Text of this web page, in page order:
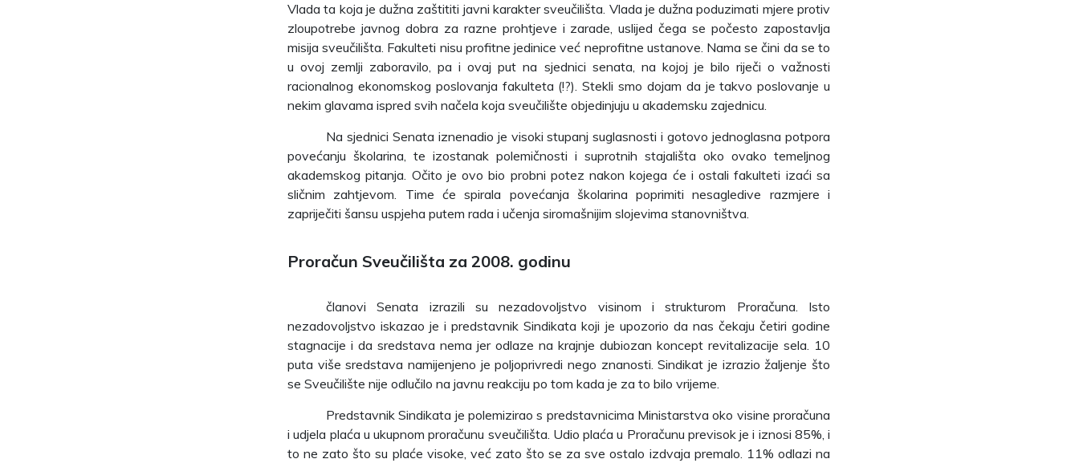
Vlada ta koja je dužna zaštititi javni karakter sveučilišta. Vlada je dužna poduzimati mjere protiv
zloupotrebe javnog dobra za razne prohtjeve i zarade, uslijed čega se počesto zapostavlja
misija sveučilišta. Fakulteti nisu profitne jedinice već neprofitne ustanove. Nama se čini da se to
u ovoj zemlji zaboravilo, pa i ovaj put na sjednici senata, na kojoj je bilo riječi o važnosti
racionalnog ekonomskog poslovanja fakulteta (!?). Stekli smo dojam da je takvo poslovanje u
nekim glavama ispred svih načela koja sveučilište objedinjuju u akademsku zajednicu.
Na sjednici Senata iznenadio je visoki stupanj suglasnosti i gotovo jednoglasna potpora
povećanju školarina, te izostanak polemičnosti i suprotnih stajališta oko ovako temeljnog
akademskog pitanja. Očito je ovo bio probni potez nakon kojega će i ostali fakulteti izaći sa
sličnim zahtjevom. Time će spirala povećanja školarina poprimiti nesagledive razmjere i
zapriječiti šansu uspjeha putem rada i učenja siromašnijim slojevima stanovništva.
Proračun Sveučilišta za 2008. godinu
članovi Senata izrazili su nezadovoljstvo visinom i strukturom Proračuna. Isto
nezadovoljstvo iskazao je i predstavnik Sindikata koji je upozorio da nas čekaju četiri godine
stagnacije i da sredstava nema jer odlaze na krajnje dubiozan koncept revitalizacije sela. 10
puta više sredstava namijenjeno je poljoprivredi nego znanosti. Sindikat je izrazio žaljenje što
se Sveučilište nije odlučilo na javnu reakciju po tom kada je za to bilo vrijeme.
Predstavnik Sindikata je polemizirao s predstavnicima Ministarstva oko visine proračuna
i udjela plaća u ukupnom proračunu sveučilišta. Udio plaća u Proračunu previsok je i iznosi 85%, i
to ne zato što su plaće visoke, već zato što se za sve ostalo izdvaja premalo. 11% odlazi na